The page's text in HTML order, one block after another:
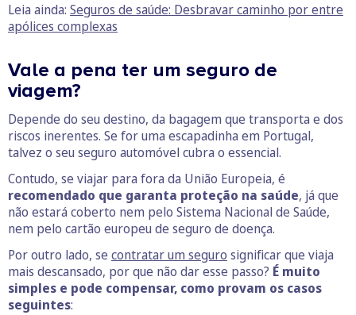
Leia ainda: Seguros de saúde: Desbravar caminho por entre
apólices complexas
Vale a pena ter um seguro de
viagem?
Depende do seu destino, da bagagem que transporta e dos
riscos inerentes. Se for uma escapadinha em Portugal,
talvez o seu seguro automóvel cubra o essencial.
Contudo, se viajar para fora da União Europeia, é
recomendado que garanta proteção na saúde, já que
não estará coberto nem pelo Sistema Nacional de Saúde,
nem pelo cartão europeu de seguro de doença.
Por outro lado, se contratar um seguro significar que viaja
mais descansado, por que não dar esse passo? É muito
simples e pode compensar, como provam os casos
seguintes: